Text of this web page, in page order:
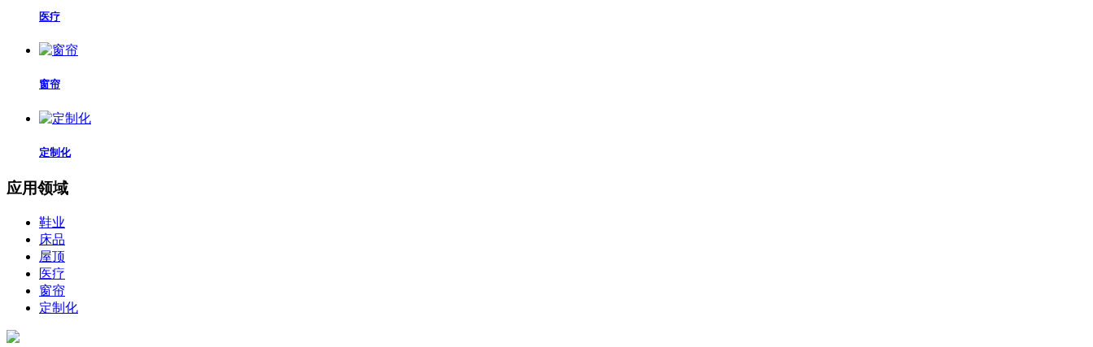
医疗
窗帘
定制化
应用领域
鞋业
床品
屋顶
医疗
窗帘
定制化